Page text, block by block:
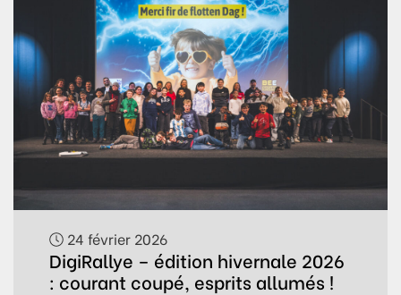
24 février 2026
DigiRallye – édition hivernale 2026
: courant coupé, esprits allumés !